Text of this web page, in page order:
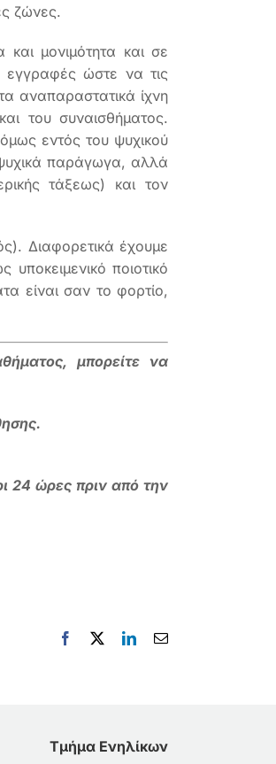
ζώνες.
και μονιμότητα και σε
εγγραφές ώστε να τις
αναπαραστατικά ίχνη
του συναισθήματος.
εντός του ψυχικού
παράγωγα, αλλά
τάξεως) και τον
Διαφορετικά έχουμε
ποιοτικό
είναι σαν το φορτίο,
μπορείτε να
24 ώρες πριν από την
Facebook LinkedInEmail
Τμήμα Ενηλίκων